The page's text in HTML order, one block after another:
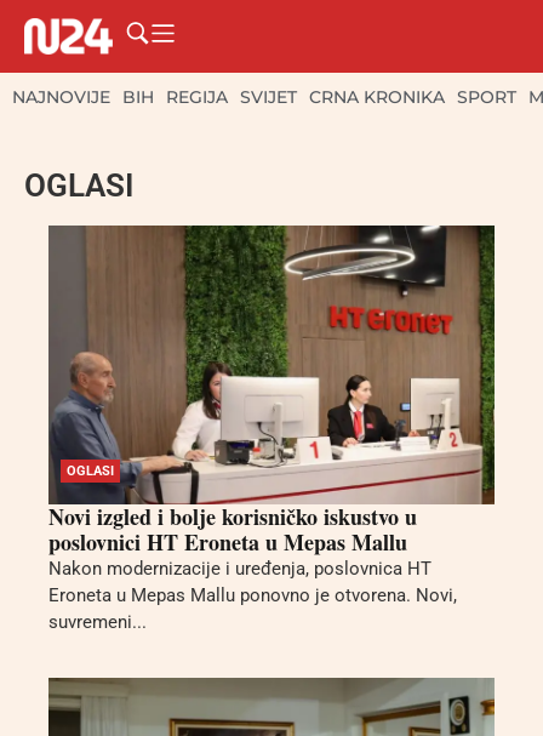
NAJNOVIJE BIH REGIJA SVIJET CRNA KRONIKA SPORT
OGLASI
OGLASI
Novi izgled i bolje korisničko iskustvo u
poslovnici HT Eroneta u Mepas Mallu
Nakon modernizacije i uređenja, poslovnica HT
Eroneta u Mepas Mallu ponovno je otvorena. Novi,
suvremeni...